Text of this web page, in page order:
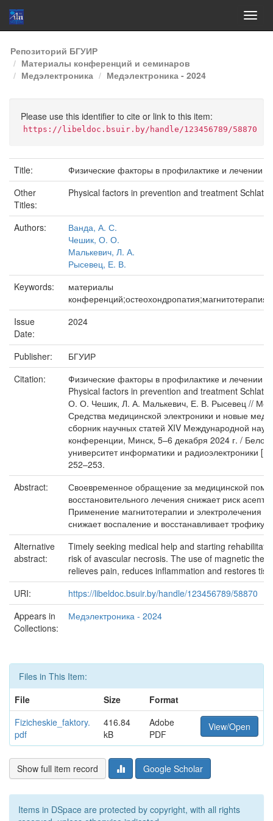
Skip
navigation
Репозиторий БГУИР
Материалы конференций и семинаров
Медэлектроника
Медэлектроника - 2024
Please use this identifier to cite or link to this item:
https://libeldoc.bsuir.by/handle/123456789/58870
Title:
Физические факторы в профилактике и лечении
Other
Titles:
Physical factors in prevention and treatment
Authors:
Ванда, А. С.
Чешик, О. О.
Малькевич, Л. А.
Рысевец, Е. В.
Keywords:
материалы
Issue
Date:
2024
Publisher:
БГУИР
Citation:
Физические факторы в профилактике и лечении
Physical factors in prevention and treatment
О. О. Чешик, Л. А. Малькевич, Е. В. Рысевец //
Средства медицинской электроники и новые
сборник научных статей XIV Международной
конференции, Минск, 5–6 декабря 2024 г. /
университет информатики и радиоэлектроники
252–253.
Abstract:
Своевременное обращение за медицинской
восстановительного лечения снижает риск
Применение магнитотерапии и электролечения
снижает воспаление и восстанавливает трофику
Alternative
abstract:
Timely seeking medical help and starting
risk of avascular necrosis. The use of magnetic
relieves pain, reduces inflammation and restores
URI:
https://libeldoc.bsuir.by/handle/123456789/58870
Appears in
Collections:
Медэлектроника - 2024
Files in This Item:
File
Size
Format
Fizicheskie_faktory.
pdf
416.84
kB
Adobe
PDF
View/Open
Show full item record Google Scholar
Items in DSpace are protected by copyright, with all rights